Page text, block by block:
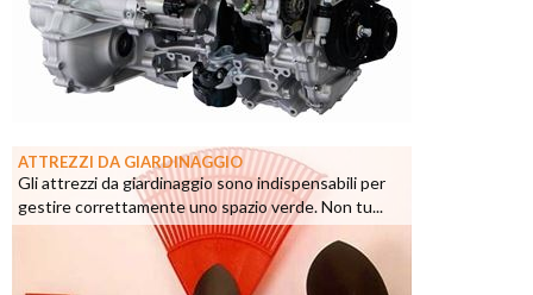
ATTREZZI DA GIARDINAGGIO
Gli attrezzi da giardinaggio sono indispensabili per
gestire correttamente uno spazio verde. Non tu...